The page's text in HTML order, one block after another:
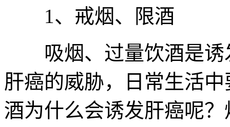
1、戒烟、限酒
吸烟、过量饮酒是诱
肝癌的威胁，日常生活
酒为什么会诱发肝癌呢